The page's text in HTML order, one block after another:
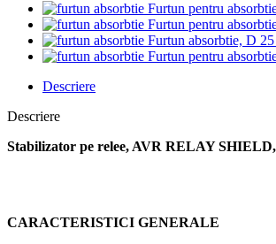
Furtun pentru
Furtun pentru
Furtun absorbtie, D
Furtun pentru
Descriere
Descriere
Stabilizator pe relee, AVR RELAY
CARACTERISTICI GENERALE